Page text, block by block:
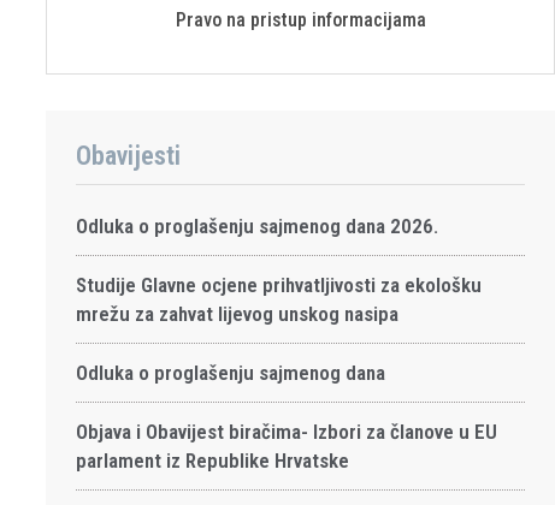
Pravo na pristup informacijama
Obavijesti
Odluka o proglašenju sajmenog dana 2026.
Studije Glavne ocjene prihvatljivosti za ekološku
mrežu za zahvat lijevog unskog nasipa
Odluka o proglašenju sajmenog dana
Objava i Obavijest biračima- Izbori za članove u EU
parlament iz Republike Hrvatske